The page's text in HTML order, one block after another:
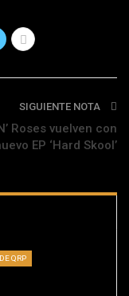
SIGUIENTE NOTA
Roses vuelven con
EP ‘Hard Skool’
QRP